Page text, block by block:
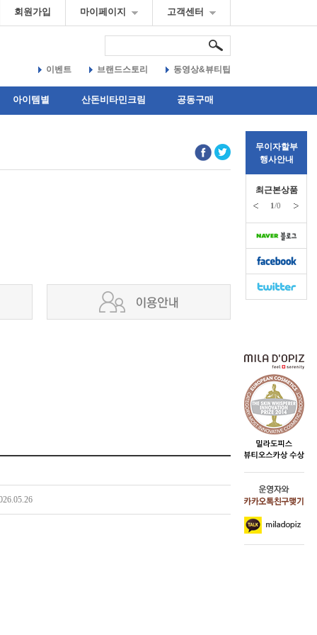
회원가입 마이페이지 고객센터
이벤트 브랜드스토리 동영상&뷰티팁
아이템별 산돈비타민크림 공동구매
무이자할부
행사안내
최근본상품
1/0